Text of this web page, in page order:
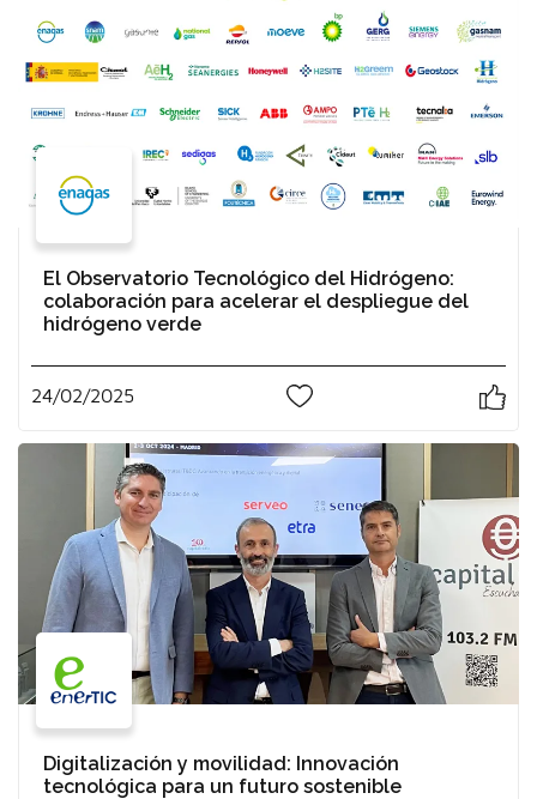
El Observatorio Tecnológico del Hidrógeno:
colaboración para acelerar el despliegue del
hidrógeno verde
24/02/2025
Digitalización y movilidad: Innovación
tecnológica para un futuro sostenible